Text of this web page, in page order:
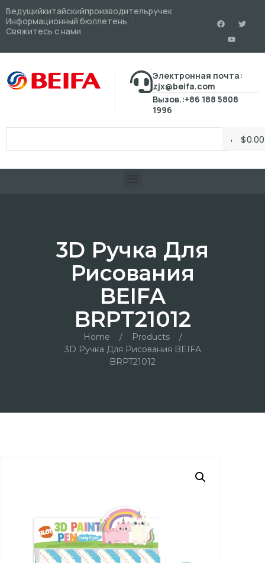
Ведущийкитайскийпроизводительручек
Информационный бюллетень
Свяжитесь с нами
Электронная почта:
zjx@beifa.com
Вызов.:+86 188 5808
1996
$0.00
3D Ручка Для
Рисования
BEIFA
BRPT21012
Home / Products
/
3D Ручка Для Рисования BEIFA
BRPT21012